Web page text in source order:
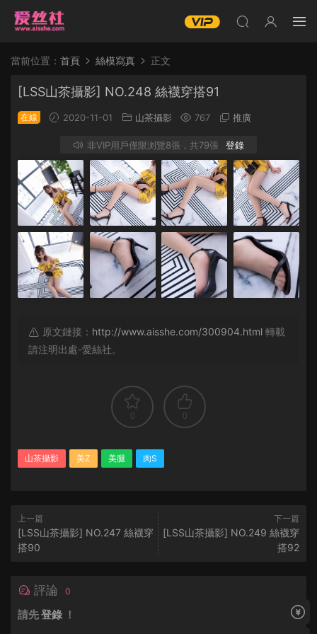
當前位置： 首頁 絲模寫真 正文
[LSS山茶攝影] NO.248 絲襪穿搭91
在線 2020-11-01 山茶攝影 767 推廣
非VIP用戶僅限浏覽8張，共79張 登錄
原文鏈接： http://www.aisshe.com/300904.html 轉載
請注明出處-愛絲社。
0 0
山茶攝影 美Z 美腿 肉S
上一篇
[LSS山茶攝影] NO.247 絲襪穿
搭90
下一篇
[LSS山茶攝影] NO.249 絲襪穿
搭92
評論 0
請先登錄 ！